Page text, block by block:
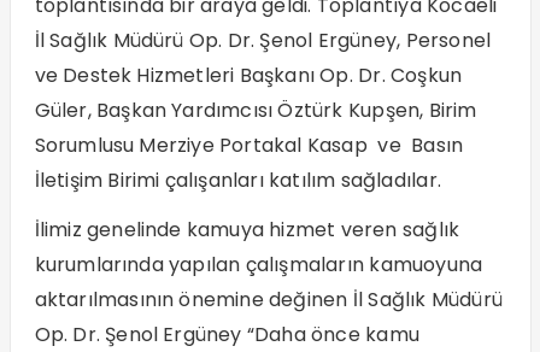
İl Sağlık Müdürü Op. Dr. Şenol Ergüney, Personel
ve Destek Hizmetleri Başkanı Op. Dr. Coşkun
Güler, Başkan Yardımcısı Öztürk Kupşen, Birim
Sorumlusu Merziye Portakal Kasap ve Basın
İletişim Birimi çalışanları katılım sağladılar.
İlimiz genelinde kamuya hizmet veren sağlık
kurumlarında yapılan çalışmaların kamuoyuna
aktarılmasının önemine değinen İl Sağlık Müdürü
Op. Dr. Şenol Ergüney “Daha önce kamu